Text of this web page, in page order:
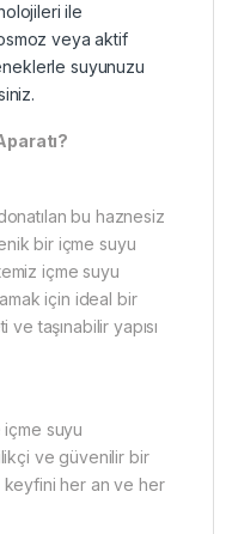
ile
veya aktif
suyunuzu
bu haznesiz
bir içme suyu
içme suyu
için ideal bir
taşınabilir yapısı
içme suyu
ve güvenilir bir
keyfini her an ve her